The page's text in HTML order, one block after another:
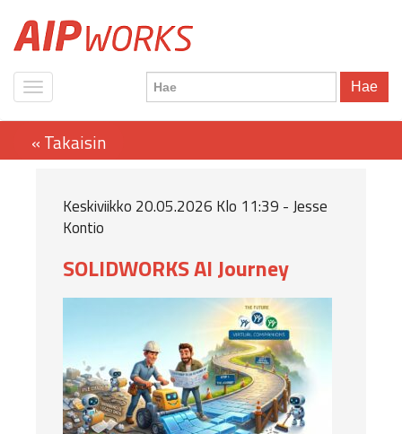
Hae
Keskiviikko 20.05.2026 Klo 11:39 - Jesse
Kontio
SOLIDWORKS AI Journey